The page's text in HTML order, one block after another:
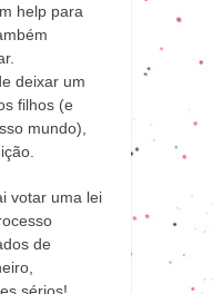
help para
deixar um
filhos (e
mundo),
votar uma lei
de